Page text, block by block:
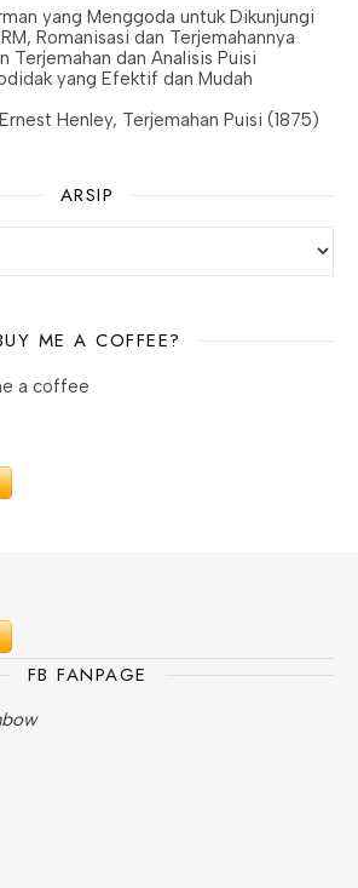
yang Menggoda untuk Dikunjungi
Romanisasi dan Terjemahannya
Terjemahan dan Analisis Puisi
yang Efektif dan Mudah
Henley, Terjemahan Puisi (1875)
ARSIP
ME A COFFEE?
a coffee
FB FANPAGE